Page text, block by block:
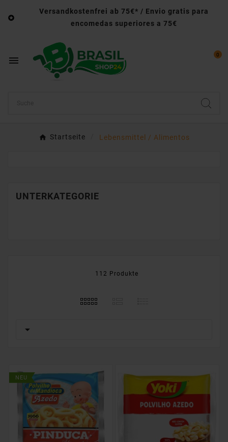

Versandkostenfrei ab 75€* / Envio gratis para
encomedas superiores a 75€
 0
Startseite Lebensmittel / Alimentos
UNTERKATEGORIE
112 Produkte

NEU